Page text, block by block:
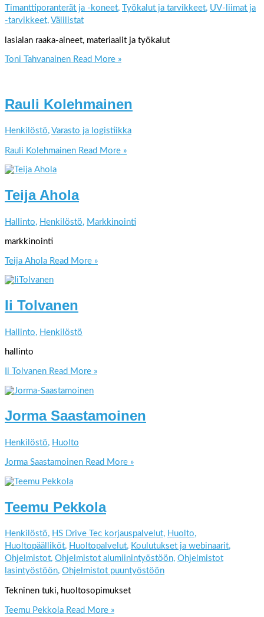
Timanttiporanterät ja -koneet, Työkalut ja tarvikkeet, UV-liimat ja
-tarvikkeet, Välilistat
lasialan raaka-aineet, materiaalit ja työkalut
Toni Tahvanainen Read More »
Rauli Kolehmainen
Henkilöstö, Varasto ja logistiikka
Rauli Kolehmainen Read More »
Teija Ahola
Hallinto, Henkilöstö, Markkinointi
markkinointi
Teija Ahola Read More »
Ii Tolvanen
Hallinto, Henkilöstö
hallinto
Ii Tolvanen Read More »
Jorma Saastamoinen
Henkilöstö, Huolto
Jorma Saastamoinen Read More »
Teemu Pekkola
Henkilöstö, HS Drive Tec korjauspalvelut, Huolto,
Huoltopäälliköt, Huoltopalvelut, Koulutukset ja webinaarit,
Ohjelmistot, Ohjelmistot alumiinintyöstöön, Ohjelmistot
lasintyöstöön, Ohjelmistot puuntyöstöön
Tekninen tuki, huoltosopimukset
Teemu Pekkola Read More »